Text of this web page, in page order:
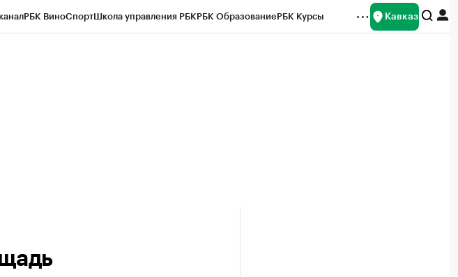
РБК ВиноСпортШкола управления РБКРБК ОбразованиеРБК Курсы Кавказ